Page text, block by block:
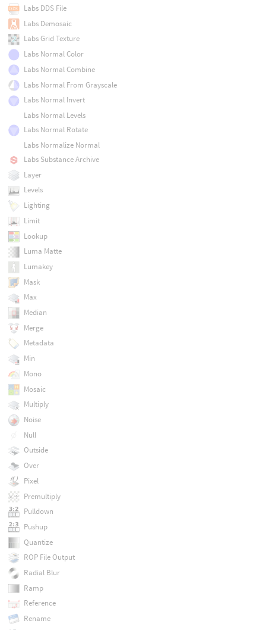
Labs DDS File
Labs Demosaic
Labs Grid Texture
Labs Normal Color
Labs Normal Combine
Labs Normal From Grayscale
Labs Normal Invert
Labs Normal Levels
Labs Normal Rotate
Labs Normalize Normal
Labs Substance Archive
Layer
Levels
Lighting
Limit
Lookup
Luma Matte
Lumakey
Mask
Max
Median
Merge
Metadata
Min
Mono
Mosaic
Multiply
Noise
Null
Outside
Over
Pixel
Premultiply
Pulldown
Pushup
Quantize
ROP File Output
Radial Blur
Ramp
Reference
Rename